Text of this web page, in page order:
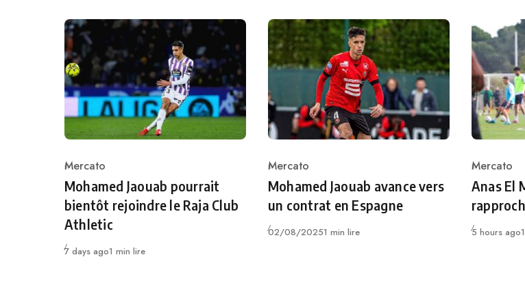
Category
Mercato
Mohamed Jaouab pourrait
bientôt rejoindre le Raja Club
Athletic
Publié
7 days ago1 min lire
Category
Mercato
Mohamed Jaouab avance vers
un contrat en Espagne
Publié
02/08/20251 min lire
Category
Mercato
Anas El
Publié
5 hours ago